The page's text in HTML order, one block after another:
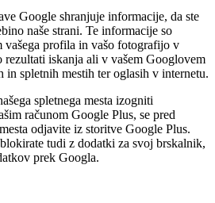
Google shranjuje informacije, da ste
naše strani. Te informacije so
vašega profila in vašo fotografijo v
iskanja ali v vašem Googlovem
spletnih mestih ter oglasih v internetu.
spletnega mesta izogniti
računom Google Plus, se pred
odjavite iz storitve Google Plus.
tudi z dodatki za svoj brskalnik,
prek Googla.